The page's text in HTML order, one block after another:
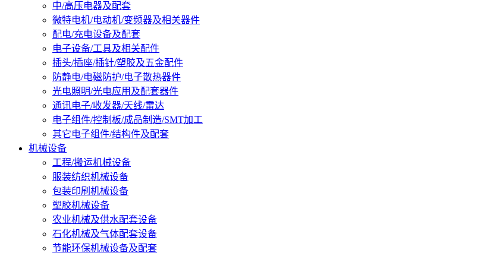
中/高压电器及配套
微特电机/电动机/变频器及相关器件
配电/充电设备及配套
电子设备/工具及相关配件
插头/插座/插针/塑胶及五金配件
防静电/电磁防护/电子散热器件
光电照明/光电应用及配套器件
通讯电子/收发器/天线/雷达
电子组件/控制板/成品制造/SMT加工
其它电子组件/结构件及配套
机械设备
工程/搬运机械设备
服装纺织机械设备
包装印刷机械设备
塑胶机械设备
农业机械及供水配套设备
石化机械及气体配套设备
节能环保机械设备及配套